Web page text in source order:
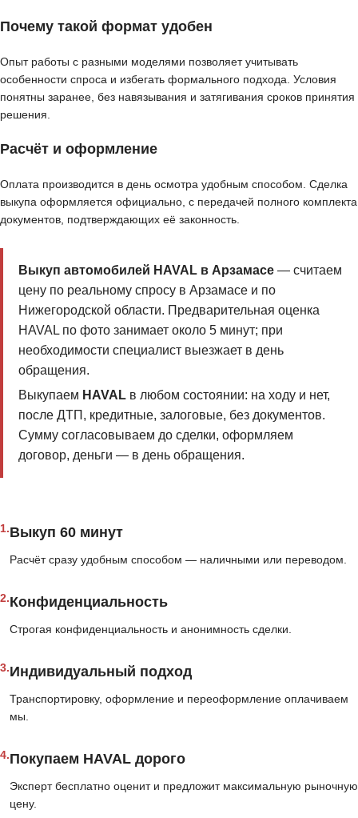
Почему такой формат удобен
Опыт работы с разными моделями позволяет учитывать
особенности спроса и избегать формального подхода. Условия
понятны заранее, без навязывания и затягивания сроков принятия
решения.
Расчёт и оформление
Оплата производится в день осмотра удобным способом. Сделка
выкупа оформляется официально, с передачей полного комплекта
документов, подтверждающих её законность.
Выкуп автомобилей HAVAL в Арзамасе— считаем
цену по реальному спросу в Арзамасе и по
Нижегородской области. Предварительная оценка
HAVAL по фото занимает около 5 минут; при
необходимости специалист выезжает в день
обращения.
Выкупаем HAVALв любом состоянии: на ходу и нет,
после ДТП, кредитные, залоговые, без документов.
Сумму согласовываем до сделки, оформляем
договор, деньги — в день обращения.
1.Выкуп 60 минут
Расчёт сразу удобным способом — наличными или переводом.
2.Конфиденциальность
Строгая конфиденциальность и анонимность сделки.
3.Индивидуальный подход
Транспортировку, оформление и переоформление оплачиваем
мы.
4.Покупаем HAVAL дорого
Эксперт бесплатно оценит и предложит максимальную рыночную
цену.